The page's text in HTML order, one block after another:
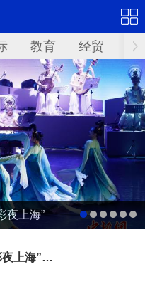
教育 经贸 华
夜上海”
夜上海”…